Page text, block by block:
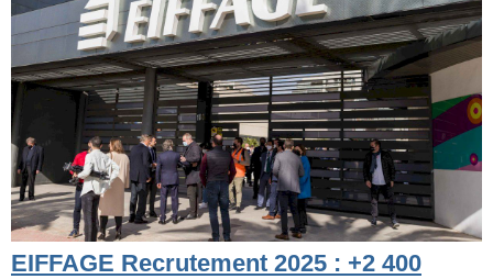
EIFFAGE Recrutement 2025 : +2 400